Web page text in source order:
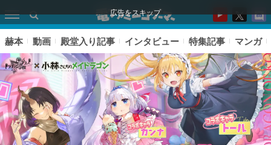
広告をスキップ
赫本 動画 殿堂入り記事 インタビュー 特集記事 マンガ